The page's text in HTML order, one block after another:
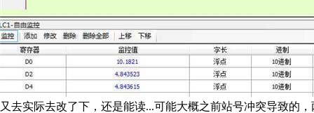
又去实际去改了下，还是能读...可能大概之前站号冲突导致的